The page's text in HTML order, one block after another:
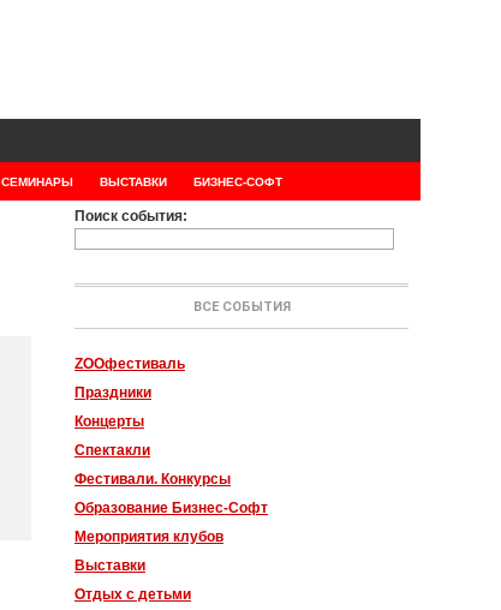
СЕМИНАРЫ ВЫСТАВКИ БИЗНЕС-СОФТ
Поиск события:
ВСЕ СОБЫТИЯ
ZOOфестиваль
Праздники
Концерты
Спектакли
Фестивали. Конкурсы
Образование Бизнес-Софт
Мероприятия клубов
Выставки
Отдых с детьми